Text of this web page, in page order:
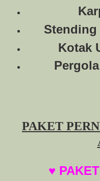
Stending
Kotak
PAKET
♥